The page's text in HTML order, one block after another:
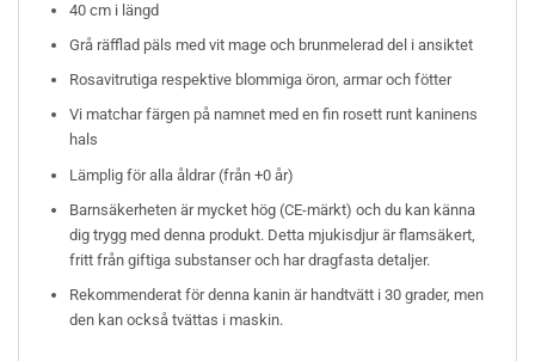
40 cm i längd
Grå räfflad päls med vit mage och brunmelerad del i ansiktet
Rosavitrutiga respektive blommiga öron, armar och fötter
Vi matchar färgen på namnet med en fin rosett runt kaninens
hals
Lämplig för alla åldrar (från +0 år)
Barnsäkerheten är mycket hög (CE-märkt) och du kan känna
dig trygg med denna produkt. Detta mjukisdjur är flamsäkert,
fritt från giftiga substanser och har dragfasta detaljer.
Rekommenderat för denna kanin är handtvätt i 30 grader, men
den kan också tvättas i maskin.